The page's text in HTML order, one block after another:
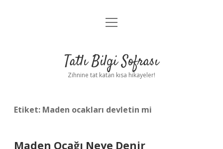
Anasayfa
Yasal Uyarı
menüyü
Tatlı Bilgi Sofrası
Zihnine tat katan kısa hikayeler!
Etiket: Maden ocakları devletin mi
Maden Ocağı Neye Denir